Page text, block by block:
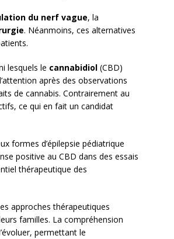
du nerf vague, la
. Néanmoins, ces alternatives
lesquels le cannabidiol (CBD)
après des observations
de cannabis. Contrairement au
ce qui en fait un candidat
formes d’épilepsie pédiatrique
positive au CBD dans des essais
thérapeutique des
approches thérapeutiques
familles. La compréhension
permettant le